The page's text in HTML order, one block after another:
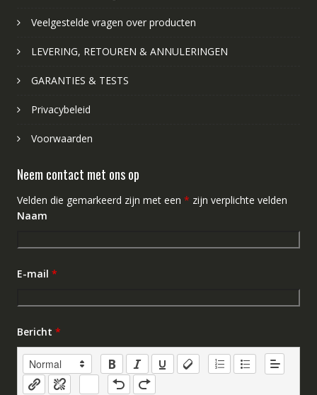
Veelgestelde vragen over producten
LEVERING, RETOUREN & ANNULERINGEN
GARANTIES & TESTS
Privacybeleid
Voorwaarden
Neem contact met ons op
Velden die gemarkeerd zijn met een * zijn verplichte velden
Naam
E-mail *
Bericht *